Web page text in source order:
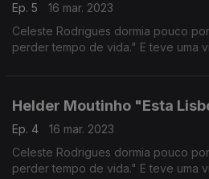
Ep. 5
16 mar. 2023
Celeste Rodrigues dormia pouco
perder tempo de vida." E teve uma
Helder Moutinho "Esta
Ep. 4
16 mar. 2023
Celeste Rodrigues dormia pouco
perder tempo de vida." E teve uma